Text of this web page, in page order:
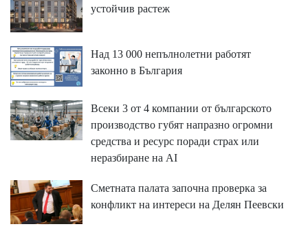
устойчив растеж
Над 13 000 непълнолетни работят
законно в България
Всеки 3 от 4 компании от българското
производство губят напразно огромни
средства и ресурс поради страх или
неразбиране на AI
Сметната палата започна проверка за
конфликт на интереси на Делян Пеевски